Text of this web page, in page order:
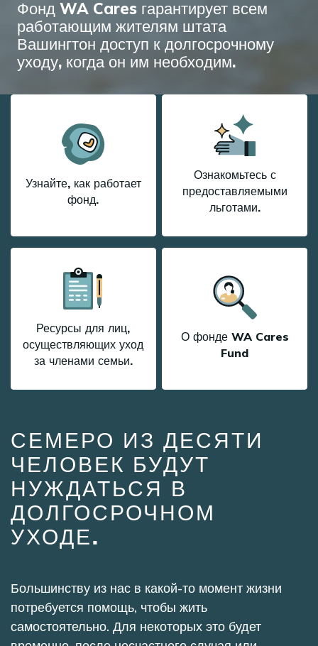
Фонд WA Cares гарантирует всем
работающим жителям штата
Вашингтон доступ к долгосрочному
уходу, когда он им необходим.
Узнайте, как работает
фонд.
Ознакомьтесь с
предоставляемыми
льготами.
Ресурсы для лиц,
осуществляющих уход
за членами семьи.
О фонде WA Cares
Fund
СЕМЕРО ИЗ ДЕСЯТИ
ЧЕЛОВЕК БУДУТ
НУЖДАТЬСЯ В
ДОЛГОСРОЧНОМ
УХОДЕ.
Большинству из нас в какой-то момент жизни
потребуется помощь, чтобы жить
самостоятельно. Для некоторых это будет